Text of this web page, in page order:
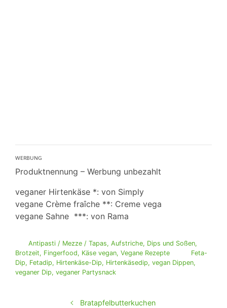
ᵂᴱᴿᴮᵁᴺᴳ
Produktnennung – Werbung unbezahlt
veganer Hirtenkäse *: von Simply
vegane Crème fraîche **: Creme vega
vegane Sahne ***: von Rama
Antipasti / Mezze / Tapas, Aufstriche, Dips und Soßen,
Brotzeit, Fingerfood, Käse vegan, Vegane Rezepte
Feta-
Dip, Fetadip, Hirtenkäse-Dip, Hirtenkäsedip, vegan Dippen,
veganer Dip, veganer Partysnack
Bratapfelbutterkuchen